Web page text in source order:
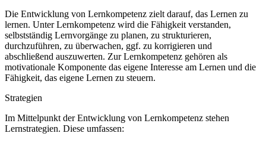
Die Entwicklung von Lernkompetenz zielt darauf, das Lernen zu
lernen. Unter Lernkompetenz wird die Fähigkeit verstanden,
selbstständig Lernvorgänge zu planen, zu strukturieren,
durchzuführen, zu überwachen, ggf. zu korrigieren und
abschließend auszuwerten. Zur Lernkompetenz gehören als
motivationale Komponente das eigene Interesse am Lernen und die
Fähigkeit, das eigene Lernen zu steuern.
Strategien
Im Mittelpunkt der Entwicklung von Lernkompetenz stehen
Lernstrategien. Diese umfassen: